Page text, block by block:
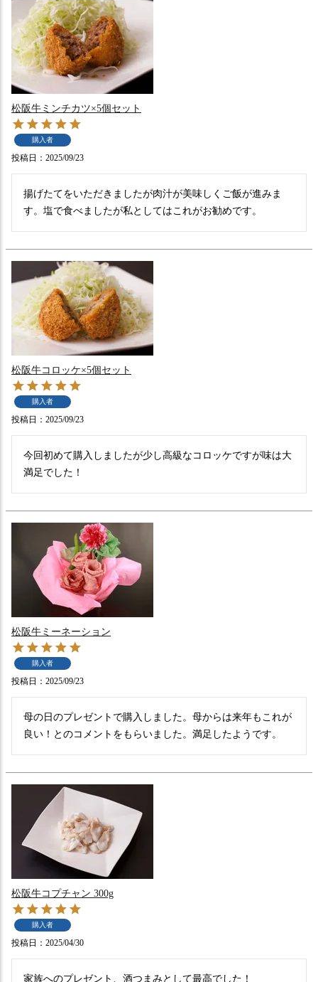
松阪牛ミンチカツ×5個セット
購入者
投稿日 2025/09/23
揚げたてをいただきましたが肉汁が美味しくご飯が進みま
す。塩で食べましたが私としてはこれがお勧めです。
松阪牛コロッケ×5個セット
購入者
投稿日 2025/09/23
今回初めて購入しましたが少し高級なコロッケですが味は大
満足でした！
松阪牛ミーネーション
購入者
投稿日 2025/09/23
母の日のプレゼントで購入しました。母からは来年もこれが
良い！とのコメントをもらいました。満足したようです。
松阪牛コプチャン 300g
購入者
投稿日 2025/04/30
家族へのプレゼント、酒つまみとして最高でした！